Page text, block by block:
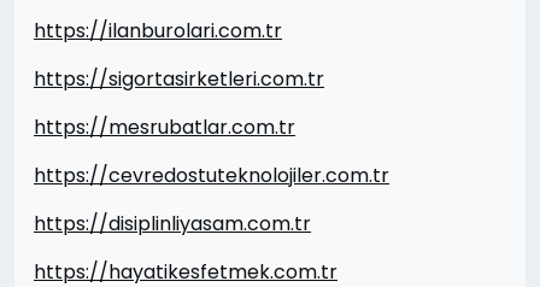
https://ilanburolari.com.tr
https://sigortasirketleri.com.tr
https://mesrubatlar.com.tr
https://cevredostuteknolojiler.com.tr
https://disiplinliyasam.com.tr
https://hayatikesfetmek.com.tr